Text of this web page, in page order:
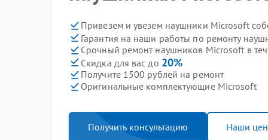
Привезем и увезем наушники Microsoft
Гарантия на наши работы по ремонту
Срочный ремонт наушников Microsoft в
Скидка для вас до 20%
Получите 1500 рублей на ремонт
Оригинальные комплектующие Microsoft
Получить консультацию Наши